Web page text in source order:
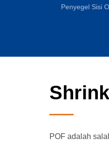
Penyegel Sisi
POF adalah